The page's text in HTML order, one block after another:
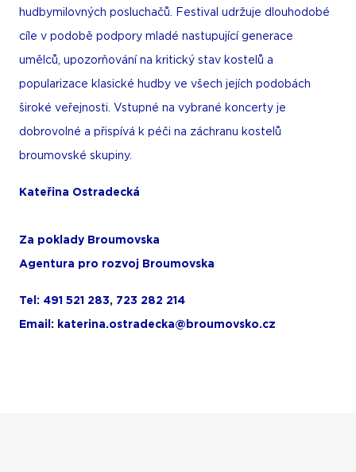
hudbymilovných posluchačů. Festival udržuje dlouhodobé
cíle v podobě podpory mladé nastupující generace
umělců, upozorňování na kritický stav kostelů a
popularizace klasické hudby ve všech jejích podobách
široké veřejnosti. Vstupné na vybrané koncerty je
dobrovolné a přispívá k péči na záchranu kostelů
broumovské skupiny.
Kateřina Ostradecká
Za poklady Broumovska
Agentura pro rozvoj Broumovska
Tel: 491 521 283, 723 282 214
Email: katerina.ostradecka@broumovsko.cz